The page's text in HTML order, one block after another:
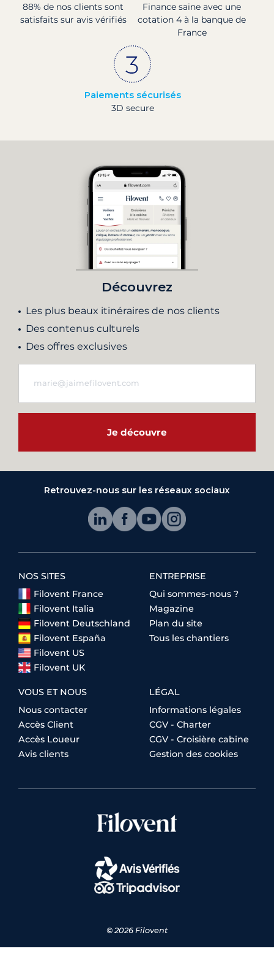
88% de nos clients sont
satisfaits sur avis vérifiés
Finance saine avec une
cotation 4 à la banque de
France
Paiements sécurisés
3D secure
Découvrez
Les plus beaux itinéraires de nos clients
Des contenus culturels
Des offres exclusives
Je découvre
Retrouvez-nous sur les réseaux sociaux
NOS SITES
Filovent France
Filovent Italia
Filovent Deutschland
Filovent España
Filovent US
Filovent UK
ENTREPRISE
Qui sommes-nous ?
Magazine
Plan du site
Tous les chantiers
VOUS ET NOUS
Nous contacter
Accès Client
Accès Loueur
Avis clients
LÉGAL
Informations légales
CGV - Charter
CGV - Croisière cabine
Gestion des cookies
© 2026 Filovent